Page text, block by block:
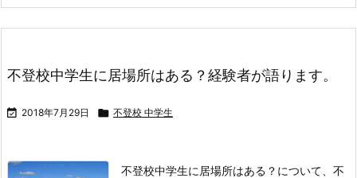
不登校中学生に居場所はある？経験者が語ります。
 2018年7月29日  不登校 中学生
不登校中学生に居場所はある？について、不